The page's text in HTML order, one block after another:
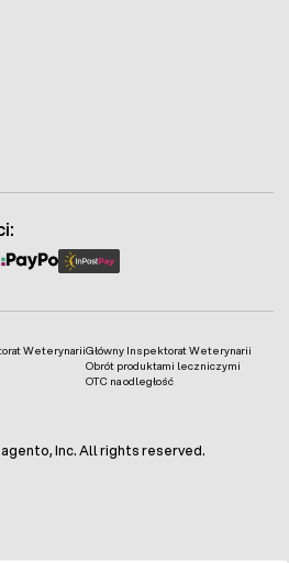
WeterynariiGłówny Inspektorat Weterynarii
Obrót produktami leczniczymi
OTC na odległość
Inc. All rights reserved.